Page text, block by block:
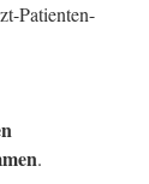
Patienten-
.